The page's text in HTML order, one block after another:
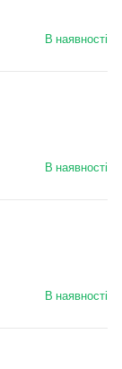
В наявності
В наявності
В наявності